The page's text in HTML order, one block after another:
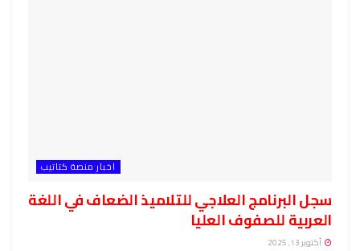
اخبار منصة كتاتيب
سجل البرنامج العلاجي للتلاميذ الضعاف في اللغة
العربية للصفوف العليا
أكتوبر 13, 2025